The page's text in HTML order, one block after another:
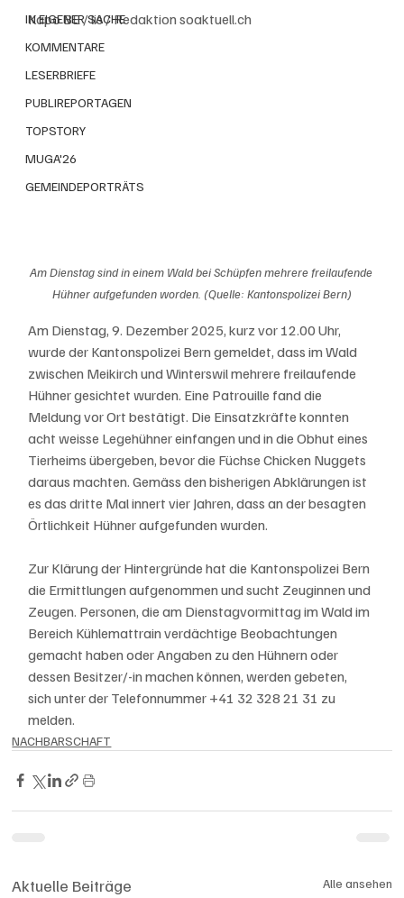
IN EIGENER SACHE
KOMMENTARE
LESERBRIEFE
PUBLIREPORTAGEN
TOPSTORY
MUGA'26
GEMEINDEPORTRÄTS
Kapo BE / lis / Redaktion soaktuell.ch
Am Dienstag sind in einem Wald bei Schüpfen mehrere freilaufende
Hühner aufgefunden worden. (Quelle: Kantonspolizei Bern)
Am Dienstag, 9. Dezember 2025, kurz vor 12.00 Uhr,
wurde der Kantonspolizei Bern gemeldet, dass im Wald
zwischen Meikirch und Winterswil mehrere freilaufende
Hühner gesichtet wurden. Eine Patrouille fand die
Meldung vor Ort bestätigt. Die Einsatzkräfte konnten
acht weisse Legehühner einfangen und in die Obhut eines
Tierheims übergeben, bevor die Füchse Chicken Nuggets
daraus machten. Gemäss den bisherigen Abklärungen ist
es das dritte Mal innert vier Jahren, dass an der besagten
Örtlichkeit Hühner aufgefunden wurden.
Zur Klärung der Hintergründe hat die Kantonspolizei Bern
die Ermittlungen aufgenommen und sucht Zeuginnen und
Zeugen. Personen, die am Dienstagvormittag im Wald im
Bereich Kühlemattrain verdächtige Beobachtungen
gemacht haben oder Angaben zu den Hühnern oder
dessen Besitzer/-in machen können, werden gebeten,
sich unter der Telefonnummer +41 32 328 21 31 zu
melden.
NACHBARSCHAFT
Aktuelle Beiträge Alle ansehen